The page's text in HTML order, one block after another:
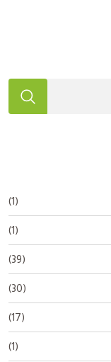
(1)
(1)
(39)
(30)
(17)
(1)